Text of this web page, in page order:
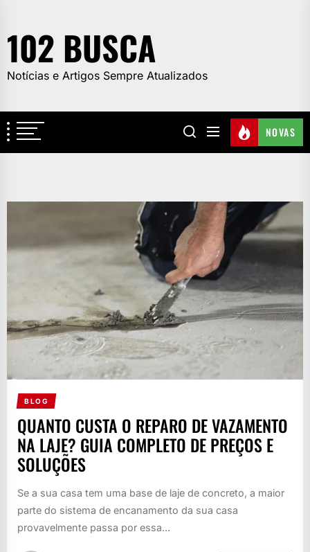
the
content
102 BUSCA
Notícias e Artigos Sempre Atualizados
NOVAS
BLOG
QUANTO CUSTA O REPARO DE VAZAMENTO
NA LAJE? GUIA COMPLETO DE PREÇOS E
SOLUÇÕES
Se a sua casa tem uma base de laje de concreto, a maior
parte do sistema de encanamento da sua casa
provavelmente passa por essa...